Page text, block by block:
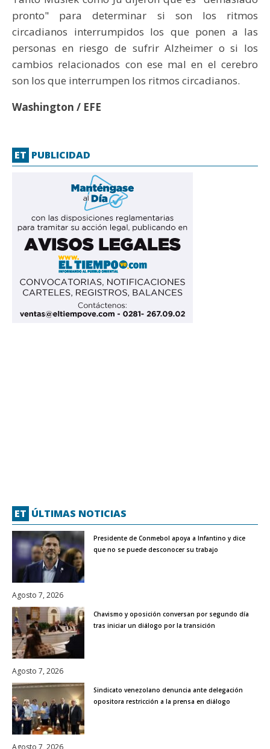
pronto" para determinar si son los ritmos
circadianos interrumpidos los que ponen a las
personas en riesgo de sufrir Alzheimer o si los
cambios relacionados con ese mal en el cerebro
son los que interrumpen los ritmos circadianos.
Washington / EFE
ET PUBLICIDAD
ET ÚLTIMAS NOTICIAS
Presidente de Conmebol apoya a Infantino y dice
que no se puede desconocer su trabajo
Agosto 7, 2026
Chavismo y oposición conversan por segundo día
tras iniciar un diálogo por la transición
Agosto 7, 2026
Sindicato venezolano denuncia ante delegación
opositora restricción a la prensa en diálogo
Agosto 7, 2026